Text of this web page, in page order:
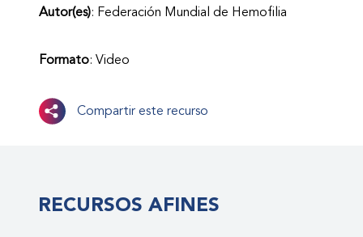
Autor(es): Federación Mundial de Hemofilia
Formato: Video
Compartir este recurso
RECURSOS AFINES